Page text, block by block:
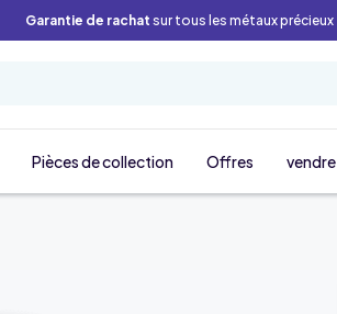
Garantie de rachat sur tous les métaux précieux
Pièces de collection Offres vendre